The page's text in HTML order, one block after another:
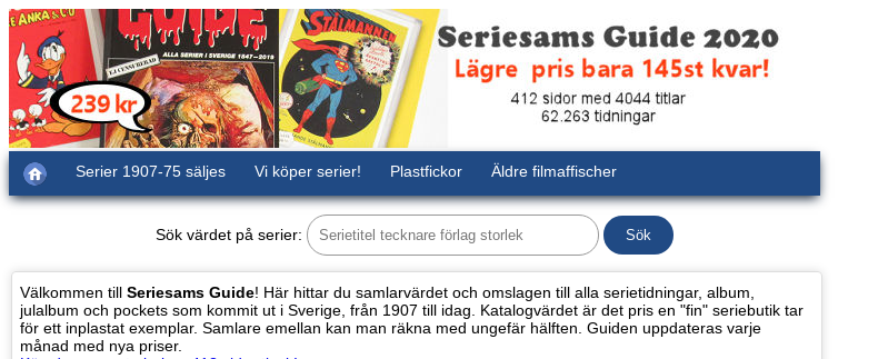
Serier 1907-75 säljes Vi köper serier! Plastfickor Äldre filmaffischer
Sök värdet på serier:
Välkommen till Seriesams Guide! Här hittar du samlarvärdet och omslagen till alla serietidningar, album,
julalbum och pockets som kommit ut i Sverige, från 1907 till idag. Katalogvärdet är det pris en "fin" seriebutik tar
för ett inplastat exemplar. Samlare emellan kan man räkna med ungefär hälften. Guiden uppdateras varje
månad med nya priser.